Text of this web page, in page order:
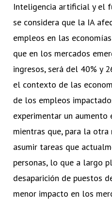
Inteligencia artificial y el
se considera que la IA
empleos en las
que en los mercados
ingresos, será del 40% y
el contexto de las
de los empleos
experimentar un
mientras que, para la
asumir tareas que
personas, lo que a largo
desaparición de puestos
menor impacto en los